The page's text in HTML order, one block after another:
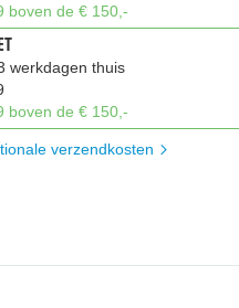
boven de € 150,-
werkdagen thuis
boven de € 150,-
verzendkosten